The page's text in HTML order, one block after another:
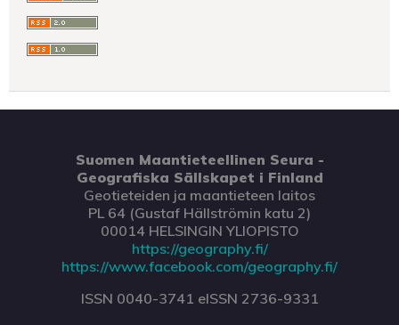
Suomen Maantieteellinen Seura -
Geografiska Sällskapet i Finland
Geotieteiden ja maantieteen laitos
PL 64 (Gustaf Hällströmin katu 2)
00014 HELSINGIN YLIOPISTO
https://geography.fi/
https://www.facebook.com/geography.fi/
ISSN 0040-3741 eISSN 2736-9331